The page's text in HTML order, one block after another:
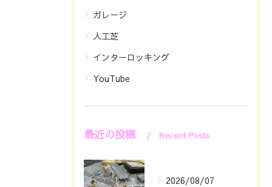
ガレージ
人工芝
インターロッキング
YouTube
最近の投稿 Recent Posts
2026/08/07